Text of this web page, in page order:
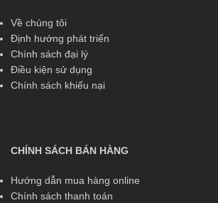
Về chúng tôi
Định hướng phát triển
Chính sách đại lý
Điều kiện sử dụng
Chính sách khiếu nại
CHÍNH SÁCH BÁN HÀNG
Hướng dẫn mua hàng online
Chính sách thanh toán